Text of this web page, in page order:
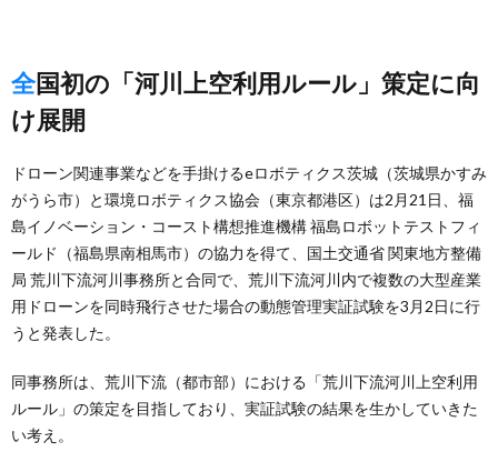
全国初の「河川上空利用ルール」策定に向
け展開
ドローン関連事業などを手掛けるeロボティクス茨城（茨城県かすみ
がうら市）と環境ロボティクス協会（東京都港区）は2月21日、福
島イノベーション・コースト構想推進機構 福島ロボットテストフィ
ールド（福島県南相馬市）の協力を得て、国土交通省 関東地方整備
局 荒川下流河川事務所と合同で、荒川下流河川内で複数の大型産業
用ドローンを同時飛行させた場合の動態管理実証試験を3月2日に行
うと発表した。
同事務所は、荒川下流（都市部）における「荒川下流河川上空利用
ルール」の策定を目指しており、実証試験の結果を生かしていきた
い考え。